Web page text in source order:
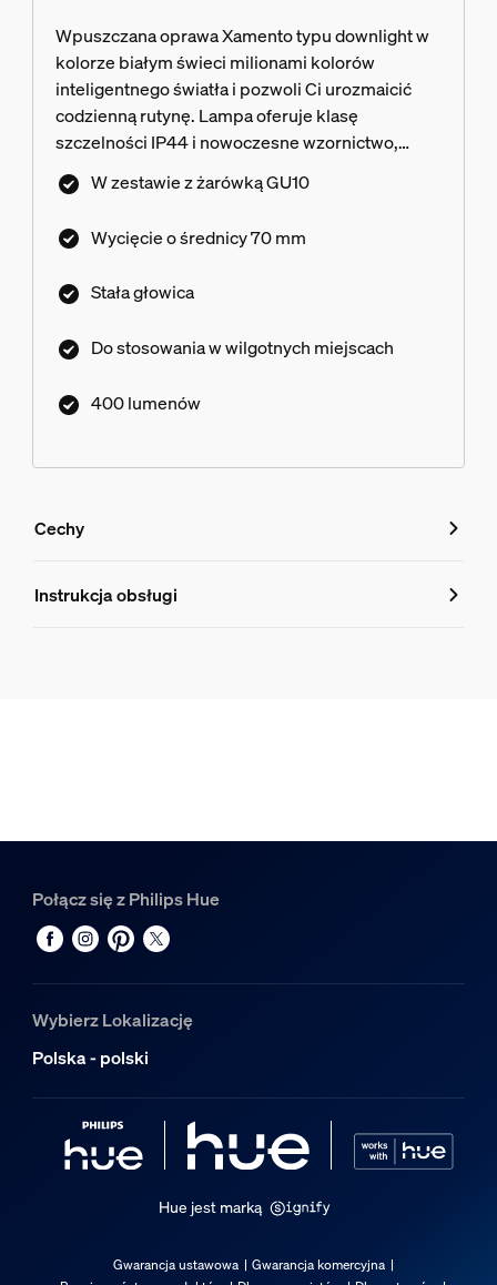
Wpuszczana oprawa Xamento typu downlight w
kolorze białym świeci milionami kolorów
inteligentnego światła i pozwoli Ci urozmaicić
codzienną rutynę. Lampa oferuje klasę
szczelności IP44 i nowoczesne wzornictwo,
dzięki czemu wpasuje się w wystrój każdej
łazienki.
W zestawie z żarówką GU10
Wycięcie o średnicy 70 mm
Stała głowica
Do stosowania w wilgotnych miejscach
400 lumenów
Cechy
Cechy
Materiał
Trwałość
Dodatkowe funkcje/akcesoria w
Zestaw z bateriami
Przyciemnianie za pomocą aplikacji Hue i regulatora
Instrukcja obsługi
Połącz się z Philips Hue
Wybierz Lokalizację
Polska - polski
Hue jest marką
Gwarancja ustawowa
Gwarancja komercyjna